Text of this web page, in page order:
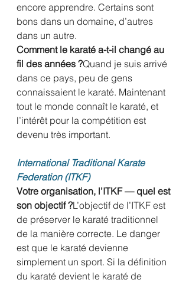
encore apprendre. Certains sont
bons dans un domaine, d’autres
dans un autre.
Comment le karaté a-t-il changé au
fil des années ?Quand je suis arrivé
dans ce pays, peu de gens
connaissaient le karaté. Maintenant
tout le monde connaît le karaté, et
l’intérêt pour la compétition est
devenu très important.
International Traditional Karate
Federation (ITKF)
Votre organisation, l’ITKF — quel est
son objectif ?L’objectif de l’ITKF est
de préserver le karaté traditionnel
de la manière correcte. Le danger
est que le karaté devienne
simplement un sport. Si la définition
du karaté devient le karaté de